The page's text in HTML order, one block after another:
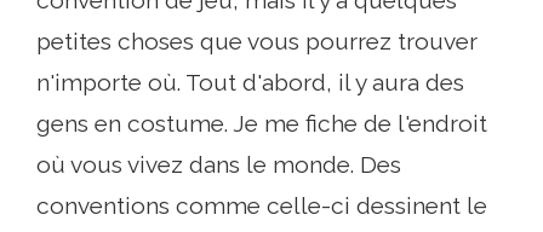
petites choses que vous pourrez trouver
n'importe où. Tout d'abord, il y aura des
gens en costume. Je me fiche de l'endroit
où vous vivez dans le monde. Des
conventions comme celle-ci dessinent le